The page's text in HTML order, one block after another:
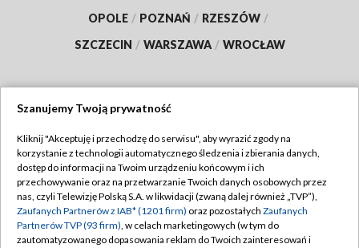
OPOLE / POZNAŃ / RZESZÓW /
SZCZECIN / WARSZAWA / WROCŁAW
TVP
Abonament TVP
Emisja w TVP
Centrum informacji TVP
Regulamin TVP
Polityka prywatności
Moje zgody
Szanujemy Twoją prywatność
Kliknij "Akceptuję i przechodzę do serwisu", aby wyrazić zgody na
korzystanie z technologii automatycznego śledzenia i zbierania danych,
dostęp do informacji na Twoim urządzeniu końcowym i ich
przechowywanie oraz na przetwarzanie Twoich danych osobowych przez
nas, czyli Telewizję Polską S.A. w likwidacji (zwaną dalej również „TVP”),
Zaufanych Partnerów z IAB* (1201 firm) oraz pozostałych Zaufanych
Partnerów TVP (93 firm), w celach marketingowych (w tym do
zautomatyzowanego dopasowania reklam do Twoich zainteresowań i